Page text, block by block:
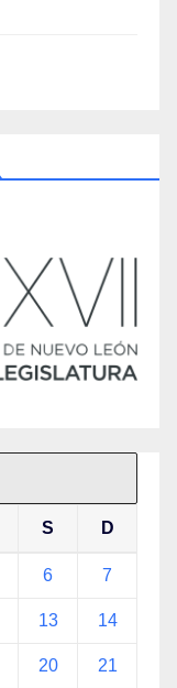
S D
6 7
13 14
20 21